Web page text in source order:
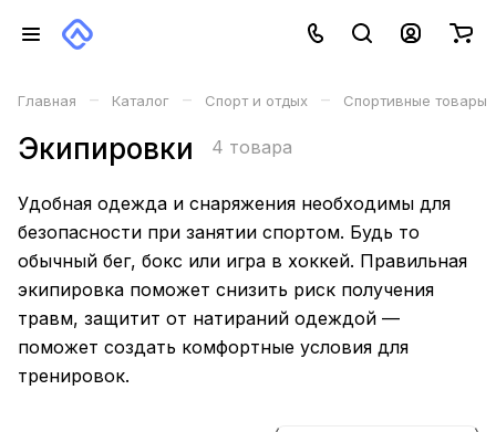
Главная – Каталог – Спорт и отдых – Спортивные товары
Экипировки 4 товара
Удобная одежда и снаряжения необходимы для
безопасности при занятии спортом. Будь то
обычный бег, бокс или игра в хоккей. Правильная
экипировка поможет снизить риск получения
травм, защитит от натираний одеждой —
поможет создать комфортные условия для
тренировок.